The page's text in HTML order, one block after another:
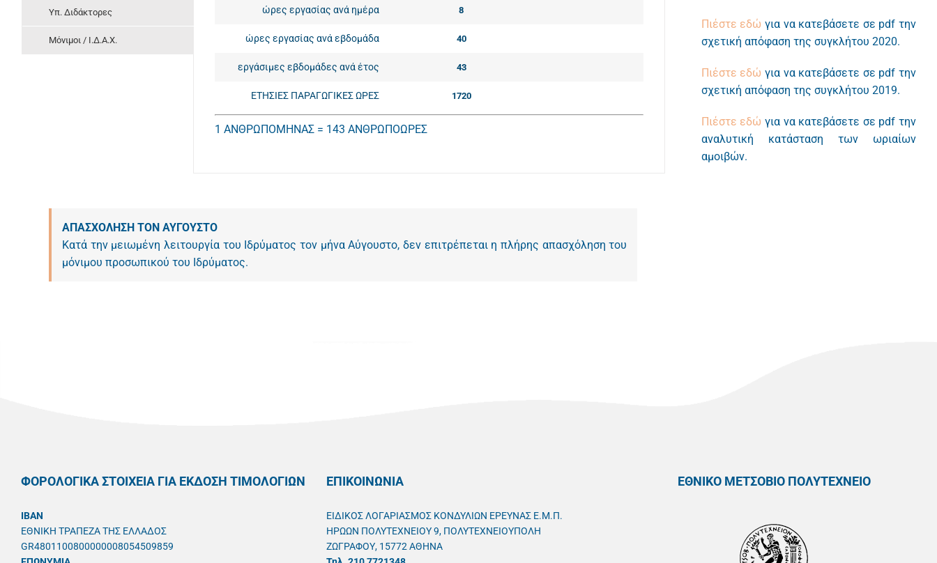
Υπ. Διδάκτορες
Μόνιμοι / Ι.Δ.Α.Χ.
ώρες εργασίας ανά ημέρα 8
ώρες εργασίας ανά εβδομάδα 40
εργάσιμες εβδομάδες ανά έτος 43
ΕΤΗΣΙΕΣ ΠΑΡΑΓΩΓΙΚΕΣ ΩΡΕΣ 1720
1 ΑΝΘΡΩΠΟΜΗΝΑΣ = 143 ΑΝΘΡΩΠΟΩΡΕΣ
ΑΠΑΣΧΟΛΗΣΗ ΤΟΝ ΑΥΓΟΥΣΤΟ
Κατά την μειωμένη λειτουργία του Ιδρύματος τον μήνα Αύγουστο, δεν επιτρέπεται η πλήρης απασχόληση του
μόνιμου προσωπικού του Ιδρύματος.
Πιέστε εδώ για να κατεβάσετε σε pdf την
σχετική απόφαση της συγκλήτου 2020.
Πιέστε εδώ για να κατεβάσετε σε pdf την
σχετική απόφαση της συγκλήτου 2019.
Πιέστε εδώ για να κατεβάσετε σε pdf την
αναλυτική κατάσταση των ωριαίων
αμοιβών.
ΦΟΡΟΛΟΓΙΚΑ ΣΤΟΙΧΕΙΑ ΓΙΑ ΕΚΔΟΣΗ ΤΙΜΟΛΟΓΙΩΝ
IBAN
ΕΘΝΙΚΗ ΤΡΑΠΕΖΑ ΤΗΣ ΕΛΛΑΔΟΣ
GR4801100800000008054509859
ΕΠΙΚΟΙΝΩΝΙΑ
ΕΙΔΙΚΟΣ ΛΟΓΑΡΙΑΣΜΟΣ ΚΟΝΔΥΛΙΩΝ ΕΡΕΥΝΑΣ Ε.Μ.Π.
ΗΡΩΩΝ ΠΟΛΥΤΕΧΝΕΙΟΥ 9, ΠΟΛΥΤΕΧΝΕΙΟΥΠΟΛΗ
ΖΩΓΡΑΦΟΥ, 15772 ΑΘΗΝΑ
ΕΘΝΙΚΟ ΜΕΤΣΟΒΙΟ ΠΟΛΥΤΕΧΝΕΙΟ